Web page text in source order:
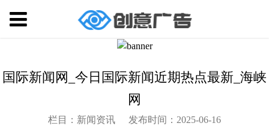
国际新闻网_今日国际新闻近期热点最新_海峡
网
栏目：新闻资讯 发布时间：2025-06-16